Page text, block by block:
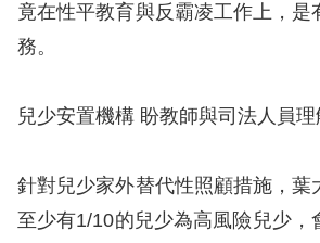
竟在性平教育與反霸凌工作上，是
務。
兒少安置機構 盼教師與司法人員
針對兒少家外替代性照顧措施，葉
至少有1/10的兒少為高風險兒少，